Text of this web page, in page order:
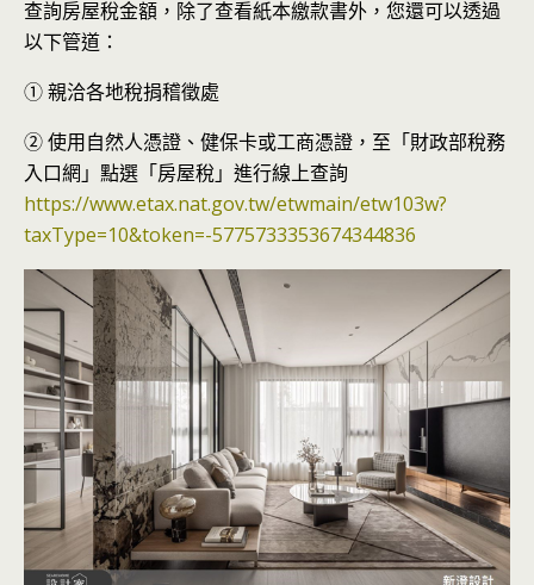
查詢房屋稅金額，除了查看紙本繳款書外，您還可以透過
以下管道：
① 親洽各地稅捐稽徵處
② 使用自然人憑證、健保卡或工商憑證，至「財政部稅務
入口網」點選「房屋稅」進行線上查詢
https://www.etax.nat.gov.tw/etwmain/etw103w?
taxType=10&token=-5775733353674344836